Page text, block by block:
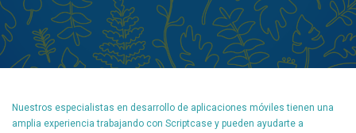
Nuestros especialistas en desarrollo de aplicaciones móviles tienen una
amplia experiencia trabajando con Scriptcase y pueden ayudarte a